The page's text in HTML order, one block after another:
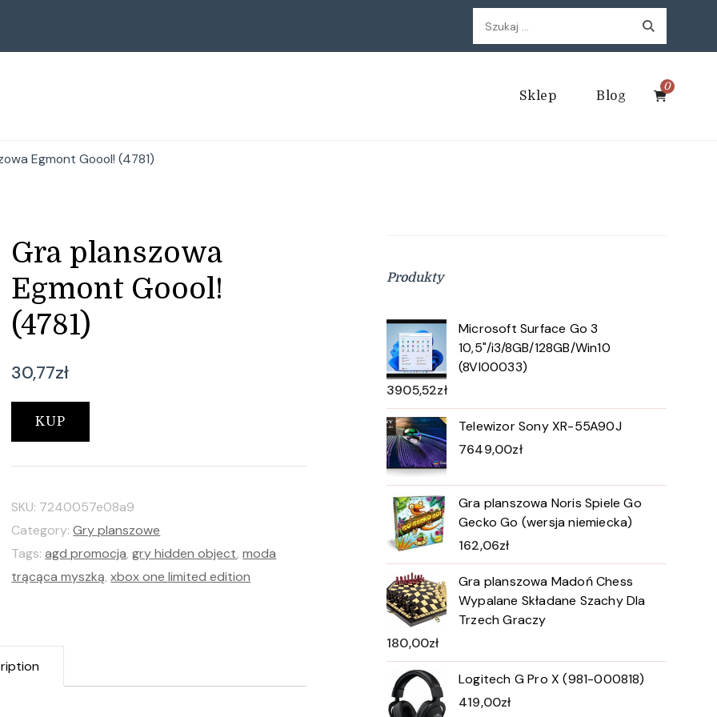
Szukaj:
Sklep Blog
0
Egmont Goool! (4781)
Gra planszowa
Egmont Goool!
(4781)
30,77zł
KUP
SKU: 7240057e08a9
Category:Gry planszowe
Tags:agd promocja,gry hidden object,moda
trącąca myszką,xbox one limited edition
Produkty
Microsoft Surface Go 3
10,5"/i3/8GB/128GB/Win10
(8VI00033)
3905,52zł
Telewizor Sony XR-55A90J
7649,00zł
Gra planszowa Noris Spiele Go
Gecko Go (wersja niemiecka)
162,06zł
Gra planszowa Madoń Chess
Wypalane Składane Szachy Dla
Trzech Graczy
180,00zł
Logitech G Pro X (981-000818)
419,00zł